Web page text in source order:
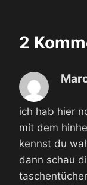
2
ich hab hier
mit dem
kennst du
dann schau